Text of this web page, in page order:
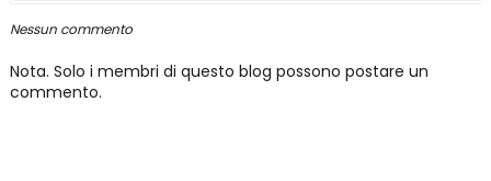
Nessun commento
Nota. Solo i membri di questo blog possono postare un
commento.